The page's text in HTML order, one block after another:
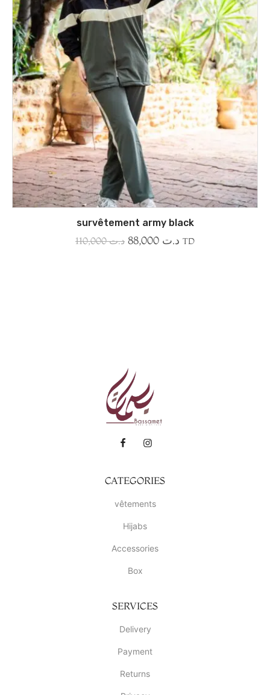
survêtement army black
د.ت110,000 د.ت TD
CATEGORIES
vêtements
Hijabs
Accessories
Box
SERVICES
Delivery
Payment
Returns